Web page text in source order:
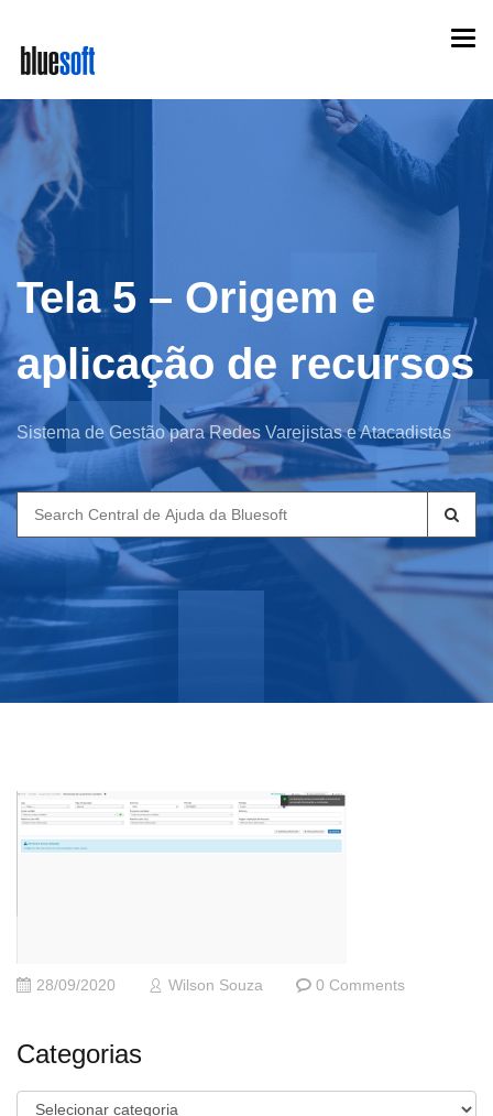
main
content
Tela 5 – Origem e
aplicação de recursos
Sistema de Gestão para Redes Varejistas e Atacadistas
Search
for:
28/09/2020 Wilson Souza 0 Comments
Categorias
Categorias